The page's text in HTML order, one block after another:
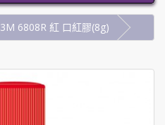
3M 6808R 紅 口紅膠(8g)